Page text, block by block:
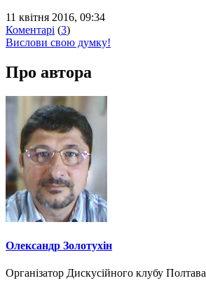
11 квітня 2016, 09:34
Коментарі (3)
Вислови свою думку!
Про автора
Олександр Золотухін
Організатор Дискусійного клубу Полтава